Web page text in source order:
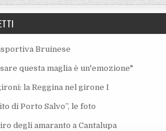
Bruinese
questa maglia è un'emozione"
la Reggina nel girone I
di Porto Salvo”, le foto
degli amaranto a Cantalupa